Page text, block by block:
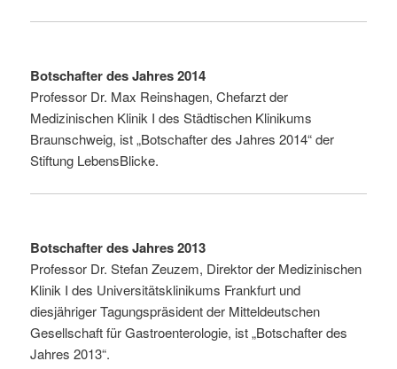
Botschafter des Jahres 2014
Professor Dr. Max Reinshagen, Chefarzt der
Medizinischen Klinik I des Städtischen Klinikums
Braunschweig, ist „Botschafter des Jahres 2014“ der
Stiftung LebensBlicke.
Botschafter des Jahres 2013
Professor Dr. Stefan Zeuzem, Direktor der Medizinischen
Klinik I des Universitätsklinikums Frankfurt und
diesjähriger Tagungspräsident der Mitteldeutschen
Gesellschaft für Gastroenterologie, ist „Botschafter des
Jahres 2013“.